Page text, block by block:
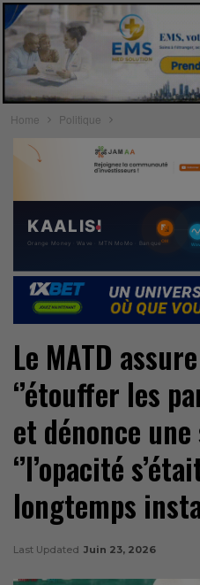
Home Politique
Le MATD
‘’étouffer les
et dénonce
‘’l’opacité
longtemps
Last Updated Juin 23, 2026